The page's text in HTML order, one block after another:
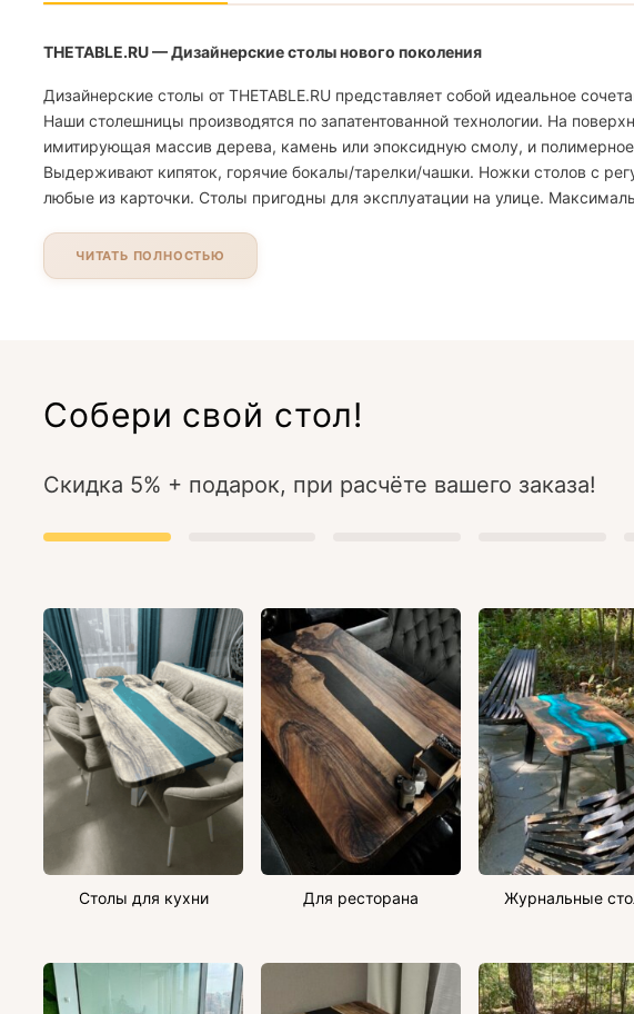
THETABLE.RU — Дизайнерские столы нового поколения
Дизайнерские столы от THETABLE.RU представляет собой идеальное
Наши столешницы производятся по запатентованной технологии. На
имитирующая массив дерева, камень или эпоксидную смолу, и полимерное
Выдерживают кипяток, горячие бокалы/тарелки/чашки. Ножки столов с
любые из карточки. Столы пригодны для эксплуатации на улице.
ЧИТАТЬ ПОЛНОСТЬЮ
Собери свой стол!
Скидка 5% + подарок, при расчёте вашего заказа!
Столы для кухни Для ресторана Журнальные